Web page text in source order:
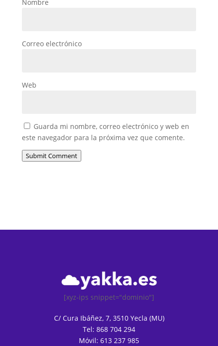
Nombre
Correo electrónico
Web
Guarda mi nombre, correo electrónico y web en
este navegador para la próxima vez que comente.
Submit Comment
[xyz-ips snippet="dominio"]
C/ Cura Ibáñez, 7, 3510 Yecla (MU)
Tel: 868 704 294
Móvil: 613 237 985